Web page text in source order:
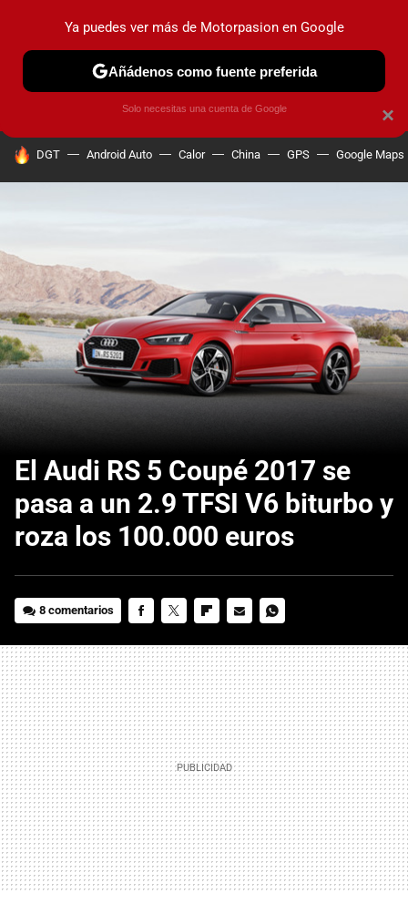
PRUEBAS COCHES ELÉCTRICOS OBSERVATORIO
HOY SE HABLA DE
DGT Android Auto Calor China GPS Google Maps
El Audi RS 5 Coupé 2017 se
pasa a un 2.9 TFSI V6 biturbo y
roza los 100.000 euros
8 comentarios
MAIL
×
Ya puedes ver más de Motorpasion en Google
Añádenos como fuente preferida
Solo necesitas una cuenta de Google